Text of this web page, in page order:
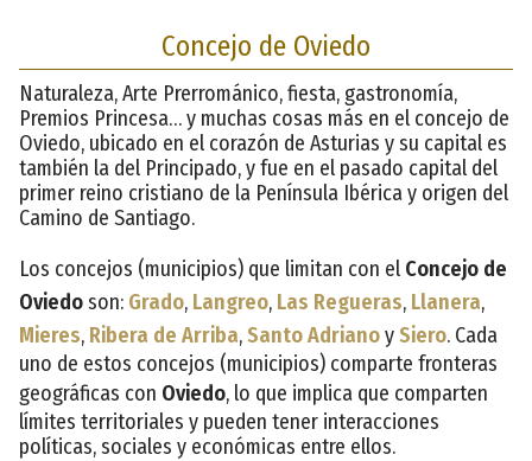
Concejo de Oviedo
Naturaleza, Arte Prerrománico, fiesta, gastronomía,
Premios Princesa… y muchas cosas más en el concejo de
Oviedo, ubicado en el corazón de Asturias y su capital es
también la del Principado, y fue en el pasado capital del
primer reino cristiano de la Península Ibérica y origen del
Camino de Santiago.
Los concejos (municipios) que limitan con el Concejo de
Oviedoson: Grado, Langreo, Las Regueras, Llanera,
Mieres, Ribera de Arriba,Santo AdrianoySiero. Cada
uno de estos concejos (municipios) comparte fronteras
geográficas con Oviedo, lo que implica que comparten
límites territoriales y pueden tener interacciones
políticas, sociales y económicas entre ellos.